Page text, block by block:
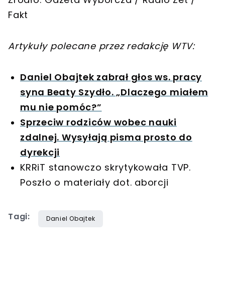
Fakt
Artykuły polecane przez redakcję WTV:
Daniel Obajtek zabrał głos ws. pracy
syna Beaty Szydło. „Dlaczego miałem
mu nie pomóc?”
Sprzeciw rodziców wobec nauki
zdalnej. Wysyłają pisma prosto do
dyrekcji
KRRiT stanowczo skrytykowała TVP.
Poszło o materiały dot. aborcji
Tagi: Daniel Obajtek